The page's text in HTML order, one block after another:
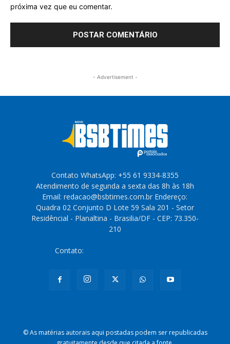
próxima vez que eu comentar.
- Advertisement -
Contato WhatsApp: +55 61 9334-8355
Atendimento de segunda a sexta das 8h às 18h
Email: redacao@bsbtimes.com.br Endereço:
Quadra 02 Conjunto D Lote 59 Sala 201 - Setor
Residêncial - Planaltina - Brasilia/DF - CEP: 73.350-
210
Contato:
© As matérias autorais aqui postadas podem ser republicadas